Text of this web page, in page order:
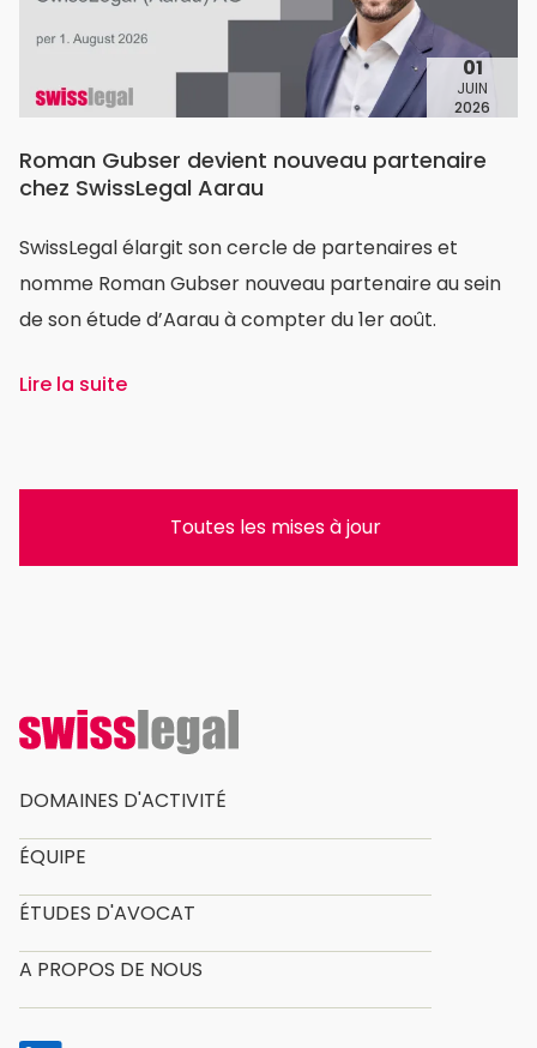
01
JUIN
2026
Roman Gubser devient nouveau partenaire
chez SwissLegal Aarau
SwissLegal élargit son cercle de partenaires et
nomme Roman Gubser nouveau partenaire au sein
de son étude d’Aarau à compter du 1er août.
Lire la suite
Toutes les mises à jour
DOMAINES D'ACTIVITÉ
ÉQUIPE
ÉTUDES D'AVOCAT
A PROPOS DE NOUS